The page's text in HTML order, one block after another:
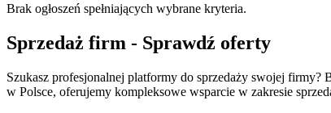
Brak ogłoszeń spełniających wybrane kryteria.
Sprzedaż firm - Sprawdź oferty
Szukasz profesjonalnej platformy do sprzedaży swojej firmy?
w Polsce, oferujemy kompleksowe wsparcie w zakresie